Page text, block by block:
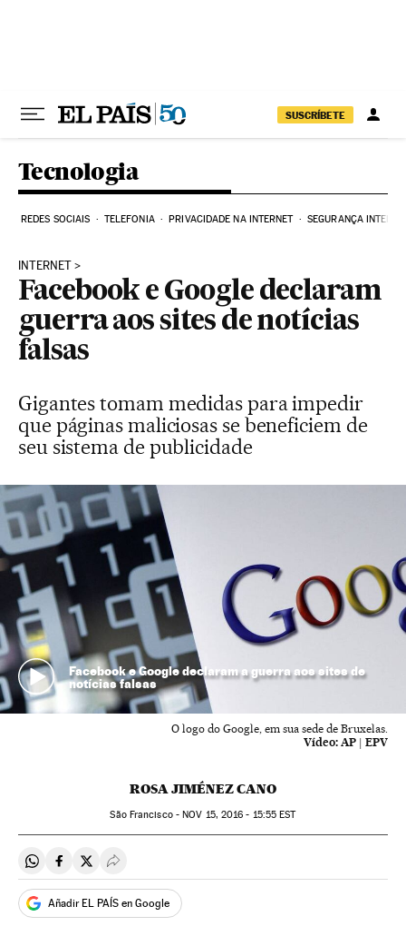
SUSCRÍBETE
Tecnologia
REDES SOCIAIS TELEFONIA PRIVACIDADE NA INTERNET SEGURANÇA
INTERNET
Facebook e Google declaram
guerra aos sites de notícias
falsas
Gigantes tomam medidas para impedir
que páginas maliciosas se beneficiem de
seu sistema de publicidade
Facebook e Google declaram a guerra aos sites de
notícias falsas
O logo do Google, em sua sede de Bruxelas.
Vídeo: AP | EPV
ROSA JIMÉNEZ CANO
São Francisco -NOV 15, 2016 - 15:55 EST
Compartir en Whatsapp
Compartir en Facebook
Compartir en Twitter
Desplegar Redes Sociales
Añadir EL PAÍS en Google